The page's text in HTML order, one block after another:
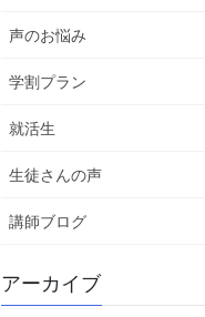
声のお悩み
学割プラン
就活生
生徒さんの声
講師ブログ
アーカイブ